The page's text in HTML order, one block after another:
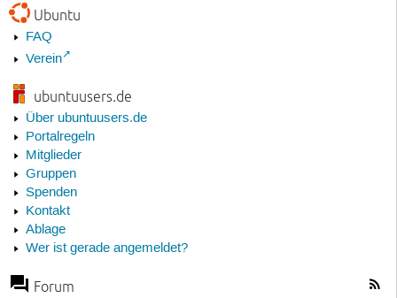
Ubuntu
FAQ
Verein
ubuntuusers.de
Über ubuntuusers.de
Portalregeln
Mitglieder
Gruppen
Spenden
Kontakt
Ablage
Wer ist gerade angemeldet?
Forum